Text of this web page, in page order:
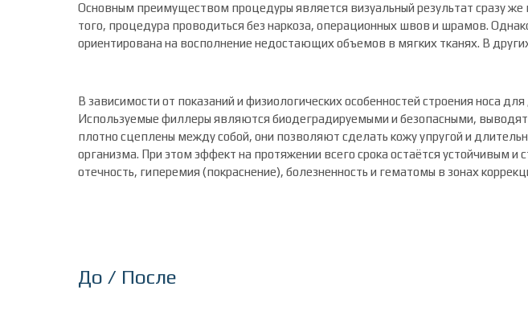
Основным преимуществом процедуры является визуальный результат сразу
того, процедура проводиться без наркоза, операционных швов и шрамов.
ориентирована на восполнение недостающих объемов в мягких тканях. В
В зависимости от показаний и физиологических особенностей строения носа
Используемые филлеры являются биодеградируемыми и безопасными,
плотно сцеплены между собой, они позволяют сделать кожу упругой и
организма. При этом эффект на протяжении всего срока остаётся устойчивым
отечность, гиперемия (покраснение), болезненность и гематомы в зонах
До / После